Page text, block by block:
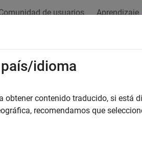
de usuarios Aprendizaje
Ordenar poridioma
contenido traducido, si está
recomendamos que